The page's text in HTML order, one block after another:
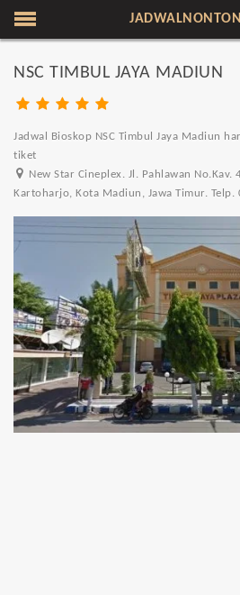
NSC TIMBUL JAYA MADIUN
Jadwal Bioskop NSC Timbul Jaya Madiun
tiket
New Star Cineplex. Jl. Pahlawan No.Kav.
Kartoharjo, Kota Madiun, Jawa Timur.